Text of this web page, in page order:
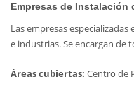
Empresas de Instalación
Las empresas
e industrias. Se encargan de
Áreas cubiertas: Centro de